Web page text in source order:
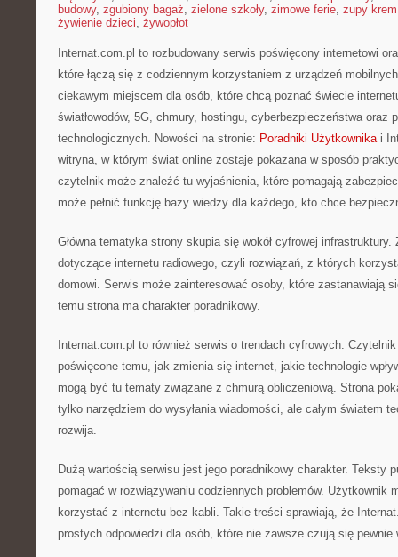
budowy, zgubiony bagaż, zielone szkoły, zimowe ferie, zupy krem
żywienie dzieci, żywopłot
Internat.com.pl to rozbudowany serwis poświęcony internetowi
które łączą się z codziennym korzystaniem z urządzeń
ciekawym miejscem dla osób, które chcą poznać świecie
światłowodów, 5G, chmury, hostingu, cyberbezpieczeństwa oraz
technologicznych. Nowości na stronie: Poradniki Użytkownikai
witryna, w którym świat online zostaje pokazana w sposób
czytelnik może znaleźć tu wyjaśnienia, które pomagają
może pełnić funkcję bazy wiedzy dla każdego, kto chce
Główna tematyka strony skupia się wokół cyfrowej
dotyczące internetu radiowego, czyli rozwiązań, z których
domowi. Serwis może zainteresować osoby, które zastanawiają
temu strona ma charakter poradnikowy.
Internat.com.pl to również serwis o trendach cyfrowych.
poświęcone temu, jak zmienia się internet, jakie technologie
mogą być tu tematy związane z chmurą obliczeniową. Strona
tylko narzędziem do wysyłania wiadomości, ale całym światem
rozwija.
Dużą wartością serwisu jest jego poradnikowy charakter. Teksty
pomagać w rozwiązywaniu codziennych problemów. Użytkownik
korzystać z internetu bez kabli. Takie treści sprawiają, że
prostych odpowiedzi dla osób, które nie zawsze czują się